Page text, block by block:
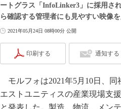
ートグラス「InfoLinker3」に採用さ
ら確認する管理者にも見やすい映像を
2021年05月24日 08時00分 公開
印刷する 通知する
モルフォは2021年5月10日、同
エストユニティスの産業現場支
と発表した。製造、物流、メン